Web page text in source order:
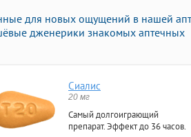
для новых ощущений в нашей
дженерики знакомых аптечных
Сиалис
20 мг
Самый долгоиграющий
препарат. Эффект до 36 часов.